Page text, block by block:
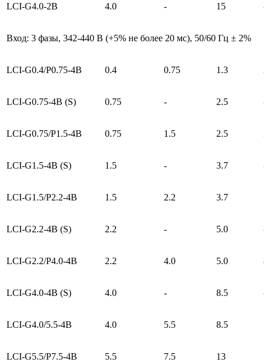
LCI-G4.0-2B 4.0 - 15
Вход: 3 фазы, 342-440 В (+5% не более 20 мс), 50/60 Гц ± 2%
LCI-G0.4/P0.75-4B 0.4 0.75 1.3
LCI-G0.75-4B (S) 0.75 - 2.5
LCI-G0.75/P1.5-4B 0.75 1.5 2.5
LCI-G1.5-4B (S) 1.5 - 3.7
LCI-G1.5/P2.2-4B 1.5 2.2 3.7
LCI-G2.2-4B (S) 2.2 - 5.0
LCI-G2.2/P4.0-4B 2.2 4.0 5.0
LCI-G4.0-4B (S) 4.0 - 8.5
LCI-G4.0/5.5-4B 4.0 5.5 8.5
LCI-G5.5/P7.5-4B 5.5 7.5 13